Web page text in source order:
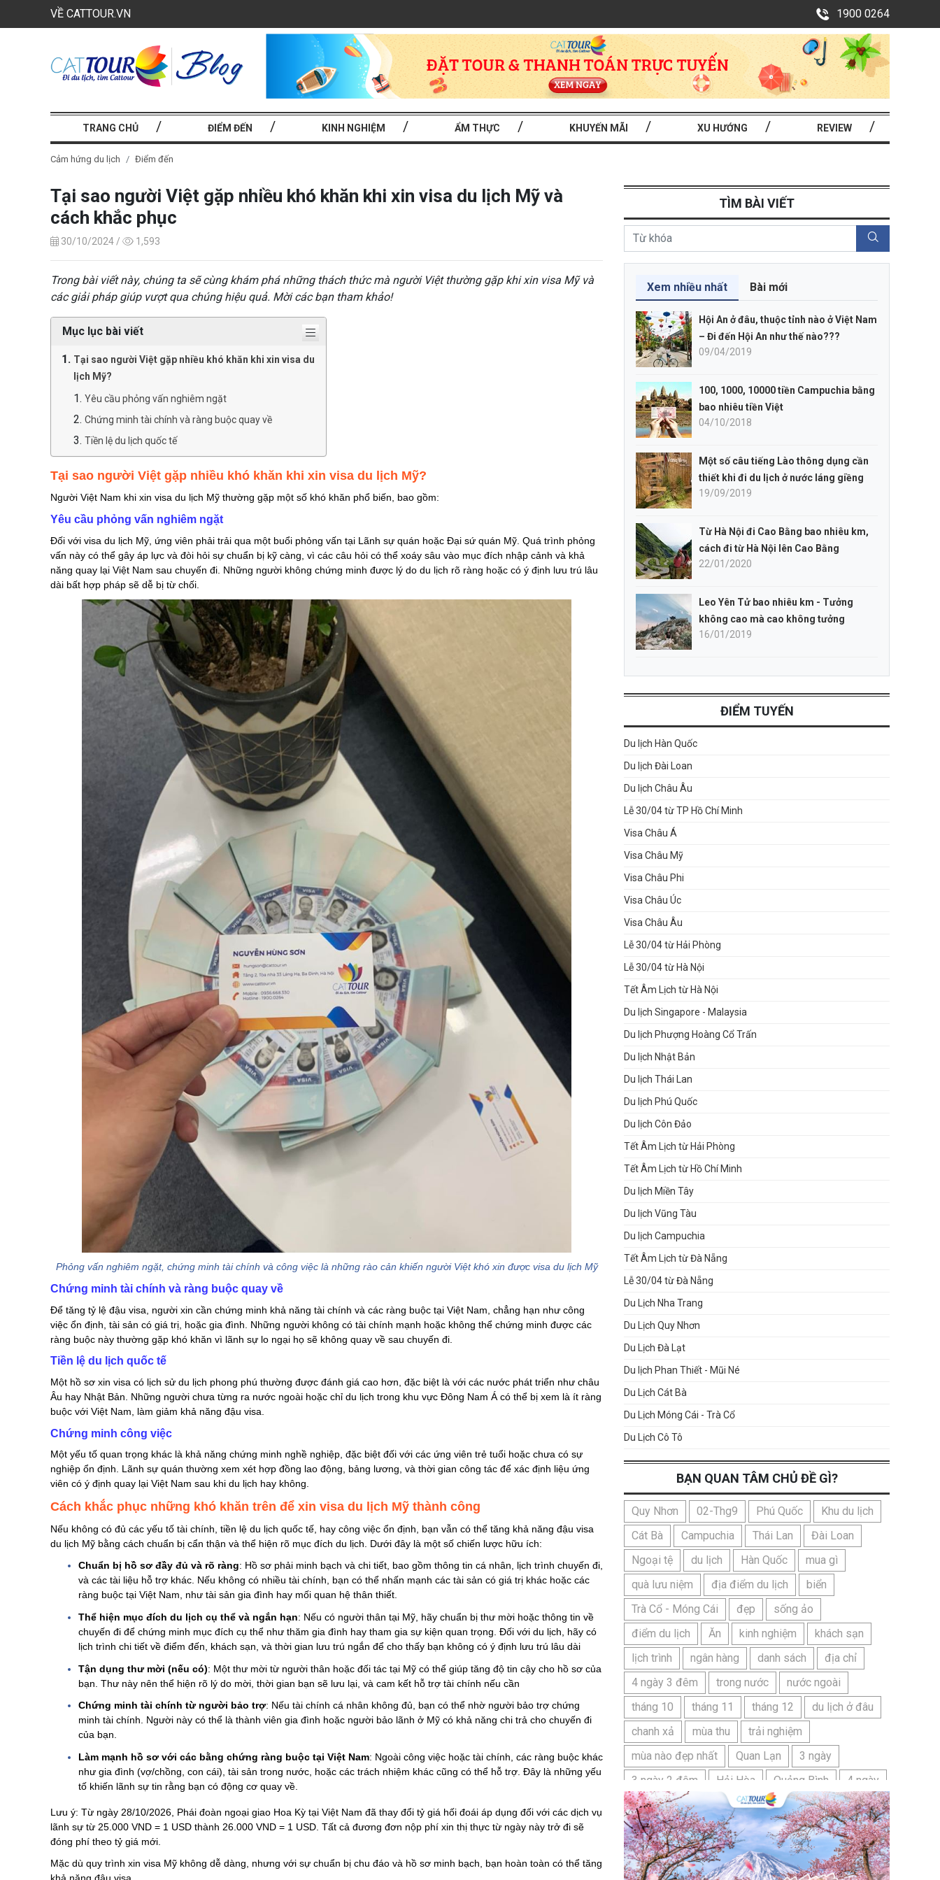
VỀ CATTOUR.VN 1900 0264
TRANG CHỦ ĐIỂM ĐẾN KINH NGHIỆM ẨM THỰC KHUYẾN MÃI XU HƯỚNG REVIEW
Cảm hứng du lịch Điểm đến
Tại sao người Việt gặp nhiều khó khăn khi xin visa du lịch Mỹ và
cách khắc phục
30/10/2024 / 1,593
Trong bài viết này, chúng ta sẽ cùng khám phá những thách thức mà người Việt thường gặp khi xin visa Mỹ và
các giải pháp giúp vượt qua chúng hiệu quả. Mời các bạn tham khảo!
Mục lục bài viết
Tại sao người Việt gặp nhiều khó khăn khi xin visa du
lịch Mỹ?
Yêu cầu phỏng vấn nghiêm ngặt
Chứng minh tài chính và ràng buộc quay về
Tiền lệ du lịch quốc tế
Cách khắc phục những khó khăn trên để xin visa du
lịch Mỹ thành công
Tại sao người Việt gặp nhiều khó khăn khi xin visa du lịch Mỹ?
Người Việt Nam khi xin visa du lịch Mỹ thường gặp một số khó khăn phổ biến, bao gồm:
Yêu cầu phỏng vấn nghiêm ngặt
Đối với visa du lịch Mỹ, ứng viên phải trải qua một buổi phỏng vấn tại Lãnh sự quán hoặc Đại sứ quán Mỹ. Quá trình phỏng
vấn này có thể gây áp lực và đòi hỏi sự chuẩn bị kỹ càng, vì các câu hỏi có thể xoáy sâu vào mục đích nhập cảnh và khả
năng quay lại Việt Nam sau chuyến đi. Những người không chứng minh được lý do du lịch rõ ràng hoặc có ý định lưu trú lâu
dài bất hợp pháp sẽ dễ bị từ chối​.
Phỏng vấn nghiêm ngặt, chứng minh tài chính và công việc là những rào cản khiến người Việt khó xin được visa du lịch Mỹ
Chứng minh tài chính và ràng buộc quay về
Để tăng tỷ lệ đậu visa, người xin cần chứng minh khả năng tài chính và các ràng buộc tại Việt Nam, chẳng hạn như công
việc ổn định, tài sản có giá trị, hoặc gia đình. Những người không có tài chính mạnh hoặc không thể chứng minh được các
ràng buộc này thường gặp khó khăn vì lãnh sự lo ngại họ sẽ không quay về sau chuyến đi​.
Tiền lệ du lịch quốc tế
Một hồ sơ xin visa có lịch sử du lịch phong phú thường được đánh giá cao hơn, đặc biệt là với các nước phát triển như châu
Âu hay Nhật Bản. Những người chưa từng ra nước ngoài hoặc chỉ du lịch trong khu vực Đông Nam Á có thể bị xem là ít ràng
buộc với Việt Nam, làm giảm khả năng đậu visa​.
Chứng minh công việc
Một yếu tố quan trọng khác là khả năng chứng minh nghề nghiệp, đặc biệt đối với các ứng viên trẻ tuổi hoặc chưa có sự
nghiệp ổn định. Lãnh sự quán thường xem xét hợp đồng lao động, bảng lương, và thời gian công tác để xác định liệu ứng
viên có ý định quay lại Việt Nam sau khi du lịch hay không​.
Cách khắc phục những khó khăn trên để xin visa du lịch Mỹ thành công
Nếu không có đủ các yếu tố tài chính, tiền lệ du lịch quốc tế, hay công việc ổn định, bạn vẫn có thể tăng khả năng đậu visa
du lịch Mỹ bằng cách chuẩn bị cẩn thận và thể hiện rõ mục đích du lịch. Dưới đây là một số chiến lược hữu ích:
Chuẩn bị hồ sơ đầy đủ và rõ ràng: Hồ sơ phải minh bạch và chi tiết, bao gồm thông tin cá nhân, lịch trình chuyến đi,
và các tài liệu hỗ trợ khác. Nếu không có nhiều tài chính, bạn có thể nhấn mạnh các tài sản có giá trị khác hoặc các
ràng buộc tại Việt Nam, như tài sản gia đình hay mối quan hệ thân thiết.
Thể hiện mục đích du lịch cụ thể và ngắn hạn: Nếu có người thân tại Mỹ, hãy chuẩn bị thư mời hoặc thông tin về
chuyến đi để chứng minh mục đích cụ thể như thăm gia đình hay tham gia sự kiện quan trọng. Đối với du lịch, hãy có
lịch trình chi tiết về điểm đến, khách sạn, và thời gian lưu trú ngắn để cho thấy bạn không có ý định lưu trú lâu dài​
Tận dụng thư mời (nếu có): Một thư mời từ người thân hoặc đối tác tại Mỹ có thể giúp tăng độ tin cậy cho hồ sơ của
bạn. Thư này nên thể hiện rõ lý do mời, thời gian bạn sẽ lưu lại, và cam kết hỗ trợ tài chính nếu cần​
Chứng minh tài chính từ người bảo trợ: Nếu tài chính cá nhân không đủ, bạn có thể nhờ người bảo trợ chứng
minh tài chính. Người này có thể là thành viên gia đình hoặc người bảo lãnh ở Mỹ có khả năng chi trả cho chuyến đi
của bạn.
Làm mạnh hồ sơ với các bằng chứng ràng buộc tại Việt Nam: Ngoài công việc hoặc tài chính, các ràng buộc khác
như gia đình (vợ/chồng, con cái), tài sản trong nước, hoặc các trách nhiệm khác cũng có thể hỗ trợ. Đây là những yếu
tố khiến lãnh sự tin rằng bạn có động cơ quay về​.
Lưu ý: Từ ngày 28/10/2026, Phái đoàn ngoại giao Hoa Kỳ tại Việt Nam đã thay đổi tỷ giá hối đoái áp dụng đối với các dịch vụ
lãnh sự từ 25.000 VND = 1 USD thành 26.000 VND = 1 USD. Tất cả đương đơn nộp phí xin thị thực từ ngày này trở đi sẽ
đóng phí theo tỷ giá mới.
Mặc dù quy trình xin visa Mỹ không dễ dàng, nhưng với sự chuẩn bị chu đáo và hồ sơ minh bạch, bạn hoàn toàn có thể tăng
TÌM BÀI VIẾT
Xem nhiều nhất Bài mới
Hội An ở đâu, thuộc tỉnh nào ở Việt Nam
– Đi đến Hội An như thế nào???
09/04/2019
100, 1000, 10000 tiền Campuchia bằng
bao nhiêu tiền Việt
04/10/2018
Một số câu tiếng Lào thông dụng cần
thiết khi đi du lịch ở nước láng giềng
19/09/2019
Từ Hà Nội đi Cao Bằng bao nhiêu km,
cách đi từ Hà Nội lên Cao Bằng
22/01/2020
Leo Yên Tử bao nhiêu km - Tưởng
không cao mà cao không tưởng
16/01/2019
ĐIỂM TUYẾN
Du lịch Hàn Quốc
Du lịch Đài Loan
Du lịch Châu Âu
Lễ 30/04 từ TP Hồ Chí Minh
Visa Châu Á
Visa Châu Mỹ
Visa Châu Phi
Visa Châu Úc
Visa Châu Âu
Lễ 30/04 từ Hải Phòng
Lễ 30/04 từ Hà Nội
Tết Âm Lịch từ Hà Nội
Du lịch Singapore - Malaysia
Du lịch Phượng Hoàng Cổ Trấn
Du lịch Nhật Bản
Du lịch Thái Lan
Du lịch Phú Quốc
Du lịch Côn Đảo
Tết Âm Lịch từ Hải Phòng
Tết Âm Lịch từ Hồ Chí Minh
Du lịch Miền Tây
Du lịch Vũng Tàu
Du lịch Campuchia
Tết Âm Lịch từ Đà Nẵng
Lễ 30/04 từ Đà Nẵng
Du Lịch Nha Trang
Du Lịch Quy Nhơn
Du Lịch Đà Lạt
Du lịch Phan Thiết - Mũi Né
Du Lịch Cát Bà
Du Lịch Móng Cái - Trà Cổ
Du Lịch Cô Tô
BẠN QUAN TÂM CHỦ ĐỀ GÌ?
Quy Nhơn 02-Thg9 Phú Quốc
Khu du lịch
Cát Bà
Campuchia Thái Lan
Đài Loan
Ngoại tệ
du lịch Hàn Quốc
mua gì
quà lưu niệm
địa điểm du lịch
biển
Trà Cổ - Móng Cái
đẹp
sống ảo
điểm du lịch
Ăn kinh nghiệm
khách sạn
lịch trình
ngân hàng danh sách
địa chỉ
4 ngày 3 đêm
trong nước
nước ngoài
tháng 10
tháng 11 tháng 12
du lịch ở đâu
chanh xả
mùa thu
trải nghiệm
mùa nào đẹp nhất
Quan Lạn
3 ngày
3 ngày 2 đêm
Hải Hòa Quảng Bình
4 ngày
Bangkok
Bí quyết Hải Tiến
Ninh Bình
Nhật Bản
du lịch sầm sơn cần chuẩn bị gì
bãi tắm sấm sơn
đặc sản sầm sơn